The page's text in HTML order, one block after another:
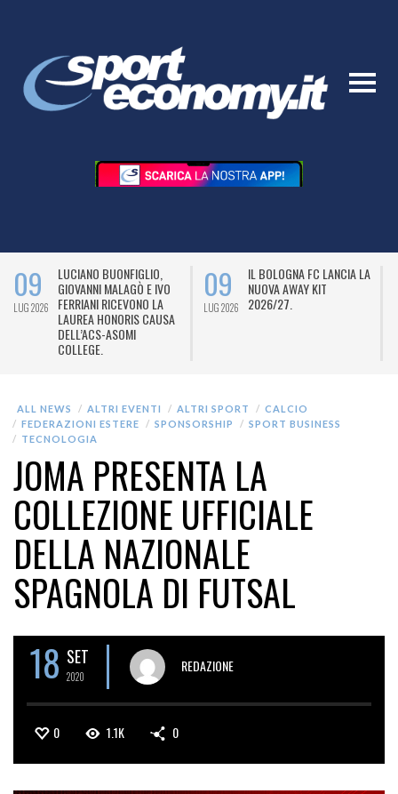
09
LUG 2026
LUCIANO BUONFIGLIO,
GIOVANNI MALAGÒ E IVO
FERRIANI RICEVONO LA
LAUREA HONORIS CAUSA
DELL’ACS-ASOMI
COLLEGE.
09
LUG 2026
IL BOLOGNA FC LANCIA LA
NUOVA AWAY KIT
2026/27.
ALL NEWS ALTRI EVENTI ALTRI SPORT
CALCIO
FEDERAZIONI ESTERE
SPONSORSHIP
SPORT BUSINESS
TECNOLOGIA
JOMA PRESENTA LA
COLLEZIONE UFFICIALE
DELLA NAZIONALE
SPAGNOLA DI FUTSAL
18 SET
2020
REDAZIONE
0 1.1K 0